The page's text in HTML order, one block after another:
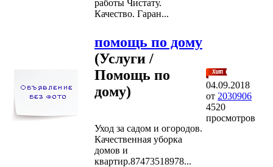
работы Чистату.
Качество. Гаран...
помощь по дому
(Услуги /
Помощь по
дому)
Уход за садом и огородов.
Качественная уборка
домов и
квартир.87473518978...
04.09.2018
от 2030906
4520
просмотров